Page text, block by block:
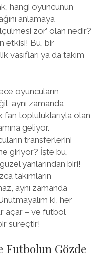
hangi oyuncunun
anlamaya
zor’ olan nedir?
etkisi! Bu, bir
vasıfları ya da takım
oyuncuların
aynı zamanda
fan topluluklarıyla olan
geliyor.
transferlerini
giriyor? İşte bu,
yanlarından biri!
takımların
aynı zamanda
ki, her
açar – ve futbol
süreçtir!
Futbolun Gözde